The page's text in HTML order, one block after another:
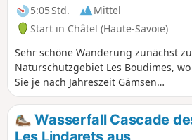
5:05 Std.
Mittel
Start in Châtel (Haute-Savoie)
Sehr schöne Wanderung zunächst
Naturschutzgebiet Les Boudimes, wo
Sie je nach Jahreszeit Gämsen
beobachten können, dann Aufstieg
den Almweiden Les Mattes, begleitet
vom Klang der Kuhglocken und dem
Wasserfall Cascade
Les Lindarets aus